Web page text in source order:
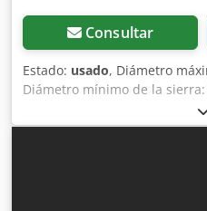
Consultar
Estado: usado, Diámetro
Diámetro mínimo de la
la sierra: 30 mm Diámetro
Diámetro del eje de la sierra
ranura con motor